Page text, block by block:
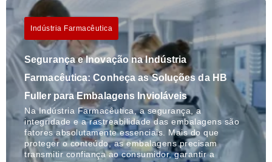
Indústria Farmacêutica
Segurança e Inovação na Indústria
Farmacêutica: Conheça as Soluções da HB
Fuller para Embalagens Invioláveis
Na Indústria Farmacêutica, a segurança, a
integridade e a rastreabilidade das embalagens são
fatores absolutamente essenciais. Mais do que
proteger o conteúdo, as embalagens precisam
transmitir confiança ao consumidor, garantir a